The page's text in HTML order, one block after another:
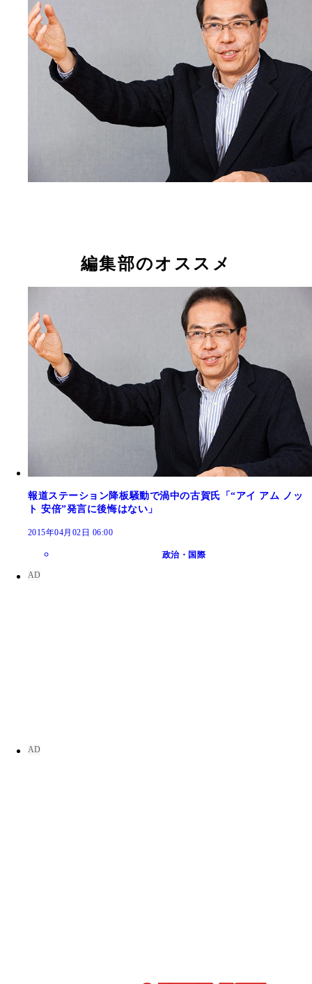
編集部のオススメ
報道ステーション降板騒動で渦中の古賀氏「“アイ アム ノッ
ト 安倍”発言に後悔はない」
2015年04月02日 06:00
政治・国際